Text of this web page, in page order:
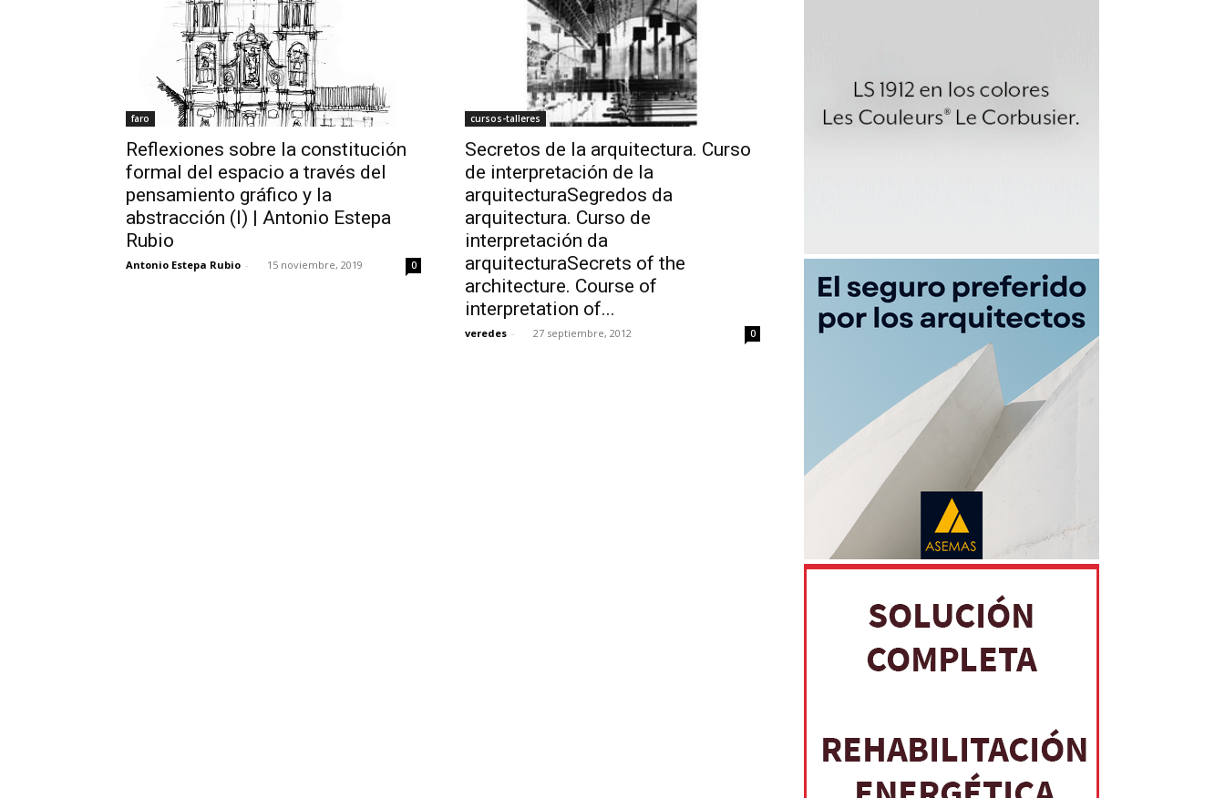
faro
Reflexiones sobre la constitución
formal del espacio a través del
pensamiento gráfico y la
abstracción (I) | Antonio Estepa
Rubio
Antonio Estepa Rubio - 15 noviembre, 2019 0
cursos-talleres
Secretos de la arquitectura. Curso
de interpretación de la
arquitecturaSegredos da
arquitectura. Curso de
interpretación da
arquitecturaSecrets of the
architecture. Course of
interpretation of...
veredes - 27 septiembre, 2012 0